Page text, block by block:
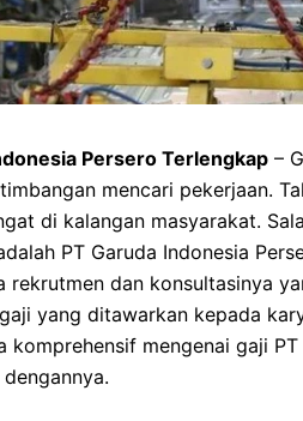
Persero Terlengkap –
mencari pekerjaan.
di kalangan masyarakat.
PT Garuda Indonesia
rekrutmen dan konsultasinya
yang ditawarkan kepada
komprehensif mengenai gaji